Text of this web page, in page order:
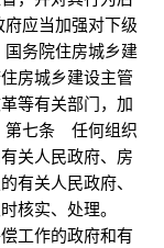
应当加强对下级
务院住房城乡建
房城乡建设主管
等有关部门，加
七条 任何组织
关人民政府、房
有关人民政府、
核实、处理。
工作的政府和有